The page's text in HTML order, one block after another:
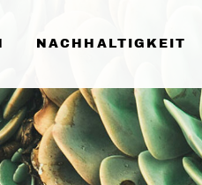
NACHHALTIGKEIT